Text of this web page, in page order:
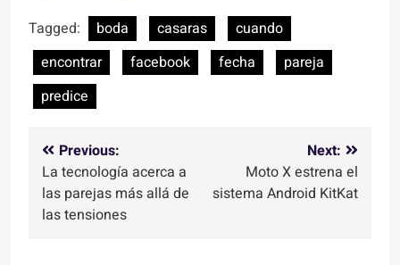
Tagged:
boda casaras
cuando
encontrar
facebook fecha
pareja
predice
Navegación
de
entradas
Previous:
La tecnología acerca a
las parejas más allá de
las tensiones
Next:
Moto X estrena el
sistema Android KitKat